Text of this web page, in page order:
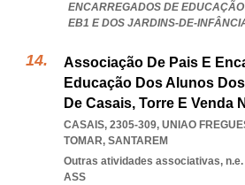
ENCARREGADOS DE
EB1 E DOS JARDINS-DE-
Associação De Pais E
Educação Dos Alunos
De Casais, Torre E Venda
CASAIS, 2305-309, UNIAO
TOMAR, SANTAREM
Outras atividades associativas, n.e.
ASS